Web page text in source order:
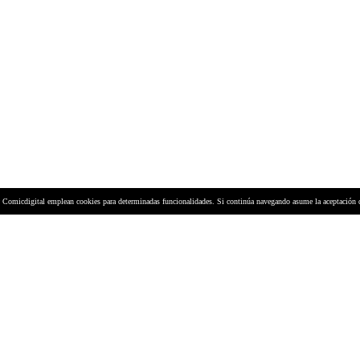
emplean cookies para determinadas funcionalidades. Si continúa navegando asume la aceptación